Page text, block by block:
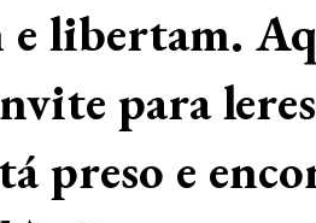
e libertam.
para
preso e